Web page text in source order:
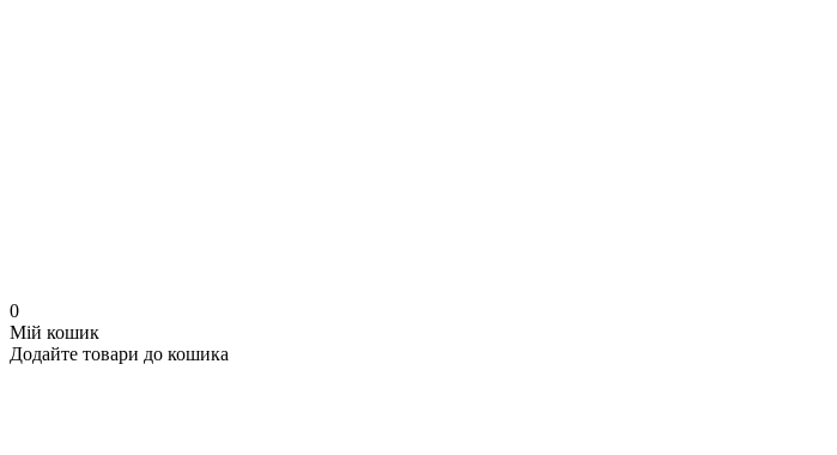
0
Мій кошик
Додайте товари до кошика